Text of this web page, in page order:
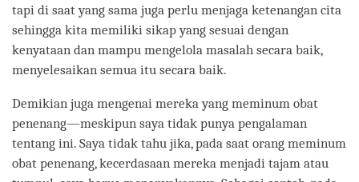
tapi di saat yang sama juga perlu menjaga ketenangan cita
sehingga kita memiliki sikap yang sesuai dengan
kenyataan dan mampu mengelola masalah secara baik,
menyelesaikan semua itu secara baik.
Demikian juga mengenai mereka yang meminum obat
penenang―meskipun saya tidak punya pengalaman
tentang ini. Saya tidak tahu jika, pada saat orang meminum
obat penenang, kecerdasaan mereka menjadi tajam atau